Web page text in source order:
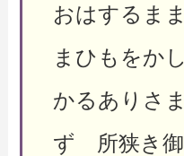
おはするま
まひもをか
かるありさ
ず 所狭き